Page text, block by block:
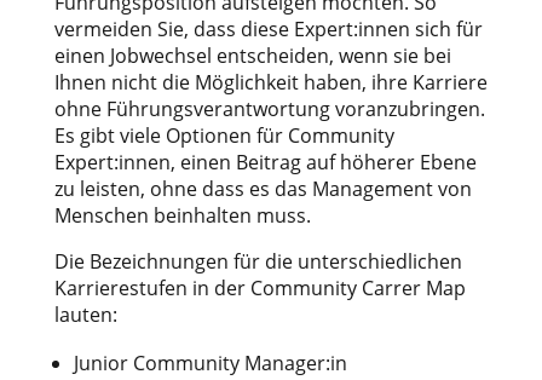
vermeiden Sie, dass diese Expert:innen sich für
einen Jobwechsel entscheiden, wenn sie bei
Ihnen nicht die Möglichkeit haben, ihre Karriere
ohne Führungsverantwortung voranzubringen.
Es gibt viele Optionen für Community
Expert:innen, einen Beitrag auf höherer Ebene
zu leisten, ohne dass es das Management von
Menschen beinhalten muss.
Die Bezeichnungen für die unterschiedlichen
Karrierestufen in der Community Carrer Map
lauten:
Junior Community Manager:in